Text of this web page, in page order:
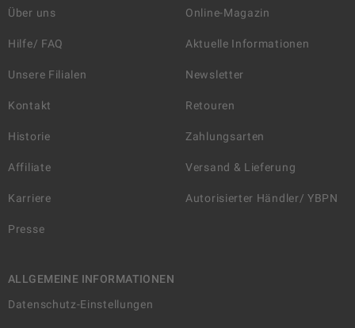
Über uns
Hilfe/ FAQ
Unsere Filialen
Kontakt
Historie
Affiliate
Karriere
Presse
Online-Magazin
Aktuelle Informationen
Newsletter
Retouren
Zahlungsarten
Versand & Lieferung
Autorisierter Händler/ YBPN
ALLGEMEINE INFORMATIONEN
Datenschutz-Einstellungen